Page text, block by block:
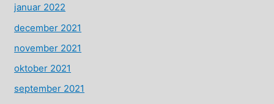
januar 2022
december 2021
november 2021
oktober 2021
september 2021